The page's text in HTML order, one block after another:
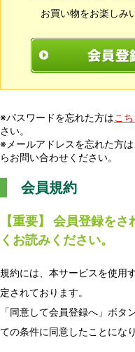
お買い物をお楽しみ
※パスワードを忘れた方はこ
さい。
※メールアドレスを忘れた方は
らお問い合わせください。
会員規約
【重要】 会員登録を
くお読みください。
規約には、本サービスを使用
定されております。
「同意して会員登録へ」ボ
ての条件に同意したことになり